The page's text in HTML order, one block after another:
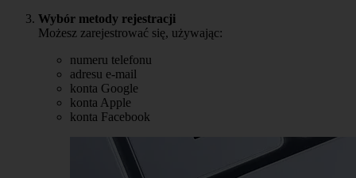
Wybór metody rejestracji
Możesz zarejestrować się, używając:
numeru telefonu
adresu e-mail
konta Google
konta Apple
konta Facebook